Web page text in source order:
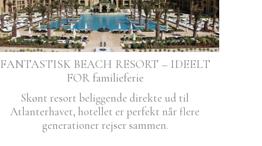
FANTASTISK BEACH RESORT – IDEELT
FOR familieferie
Skønt resort beliggende direkte ud til
Atlanterhavet, hotellet er perfekt når flere
generationer rejser sammen.